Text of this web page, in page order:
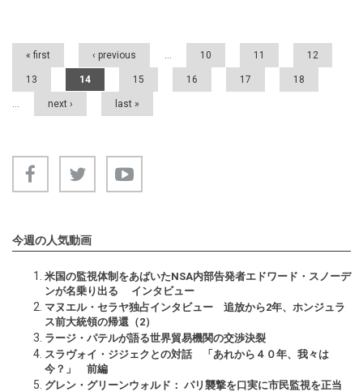
Pages
« first ‹ previous … 10 11 12
13 14 15 16 17 18
… next › last »
今週の人気動画
米国の監視体制をあばいたNSA内部告発者エドワード・スノーデ
ンが名乗り出る インタビュー
マヌエル・セラヤ独占インタビュー 追放から2年、ホンジュラ
ス前大統領の帰還（2）
ラージ・パテルが語る世界貿易機関の交渉決裂
スラヴォイ・ジジェクとの対話 「あれから４０年、我々は
今？」 前編
グレン・グリーンウォルド： パリ襲撃を口実に市民監視を正当